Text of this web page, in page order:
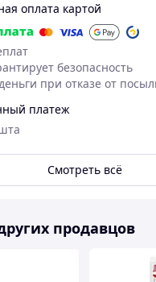
оплата картой
безопасность
при отказе от
платеж
Смотреть всё
продавцов